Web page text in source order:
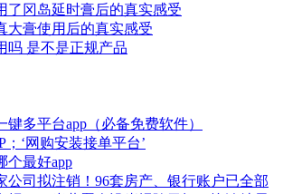
了冈岛延时膏后的真实感受
大膏使用后的真实感受
吗 是不是正规产品
键多平台app（必备免费软件）
；‘网购安装接单平台’
个最好app
公司拟注销！96套房产、银行账户已全部